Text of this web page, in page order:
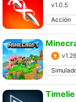
v1.0.5
Acción
Timelie